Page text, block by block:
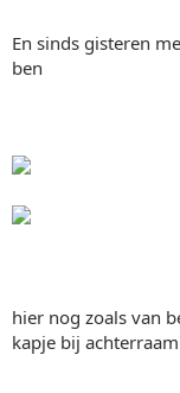
En sinds gisteren
ben
hier nog zoals van
kapje bij achterraam